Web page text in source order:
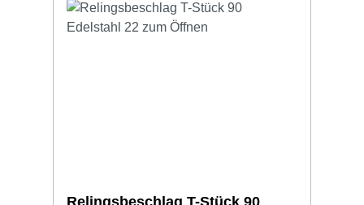
Relingsbeschlag T-Stück 90